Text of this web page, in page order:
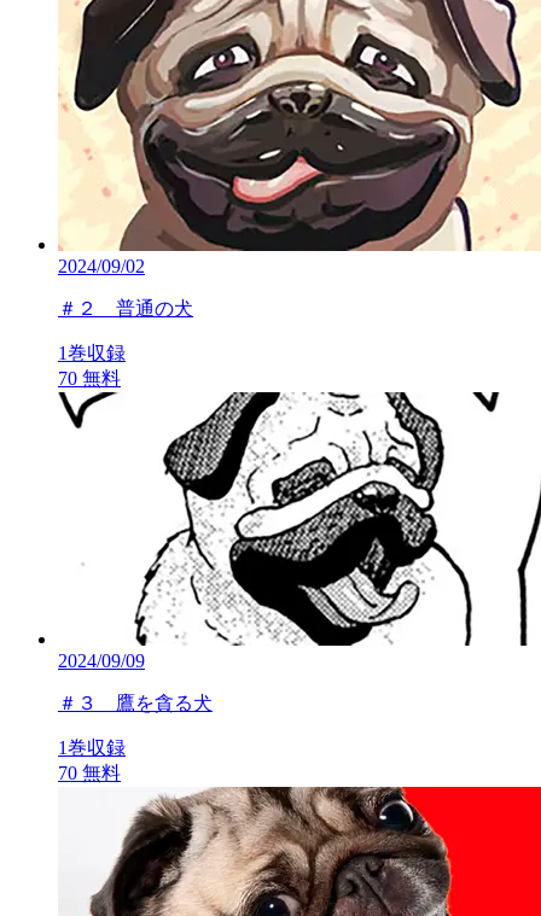
2024/09/02
＃２ 普通の犬
1巻収録
70 無料
2024/09/09
＃３ 鷹を貪る犬
1巻収録
70 無料